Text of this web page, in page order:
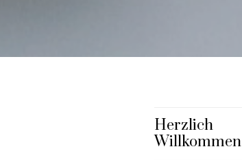
Herzlich
Willkommen